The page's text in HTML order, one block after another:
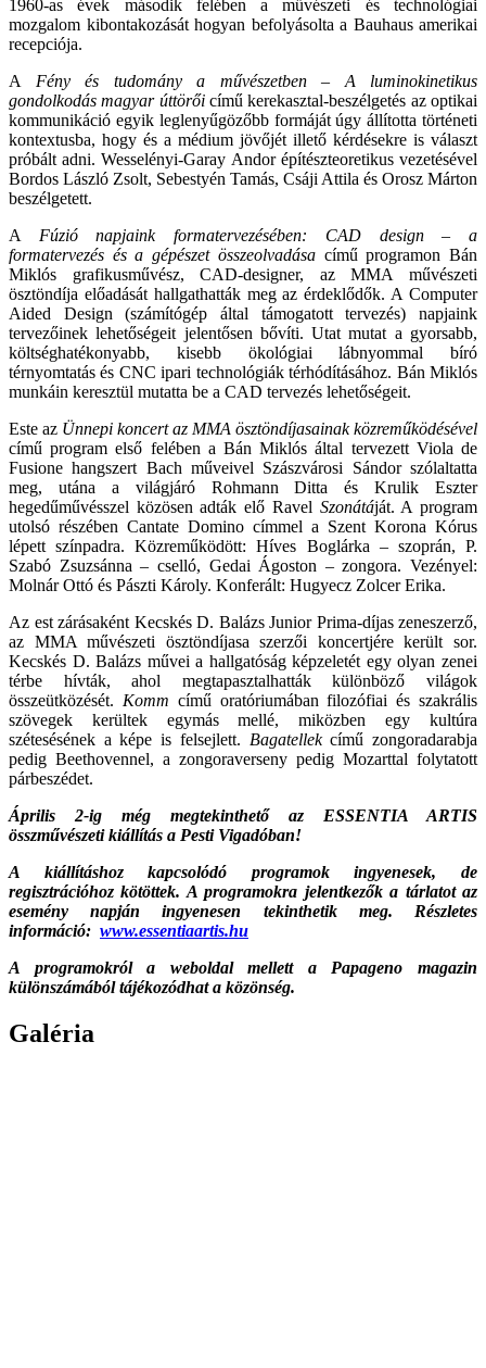
1960-as évek második felében a művészeti és technológiai
mozgalom kibontakozását hogyan befolyásolta a Bauhaus amerikai
recepciója.
A Fény és tudomány a művészetben – A luminokinetikus
gondolkodás magyar úttörői című kerekasztal-beszélgetés az optikai
kommunikáció egyik leglenyűgözőbb formáját úgy állította történeti
kontextusba, hogy és a médium jövőjét illető kérdésekre is választ
próbált adni. Wesselényi-Garay Andor építészteoretikus vezetésével
Bordos László Zsolt, Sebestyén Tamás, Csáji Attila és Orosz Márton
beszélgetett.
A Fúzió napjaink formatervezésében: CAD design – a
formatervezés és a gépészet összeolvadásacímű programon Bán
Miklós grafikusművész, CAD-designer, az MMA művészeti
ösztöndíja előadását hallgathatták meg az érdeklődők. A Computer
Aided Design (számítógép által támogatott tervezés) napjaink
tervezőinek lehetőségeit jelentősen bővíti. Utat mutat a gyorsabb,
költséghatékonyabb, kisebb ökológiai lábnyommal bíró
térnyomtatás és CNC ipari technológiák térhódításához. Bán Miklós
munkáin keresztül mutatta be a CAD tervezés lehetőségeit.
Este az Ünnepi koncert az MMA ösztöndíjasainak közreműködésével
című program első felében a Bán Miklós által tervezett Viola de
Fusione hangszert Bach műveivel Szászvárosi Sándor szólaltatta
meg, utána a világjáró Rohmann Ditta és Krulik Eszter
hegedűművésszel közösen adták elő Ravel Szonátáját. A program
utolsó részében Cantate Domino címmel a Szent Korona Kórus
lépett színpadra. Közreműködött: Híves Boglárka – szoprán, P.
Szabó Zsuzsánna – cselló, Gedai Ágoston – zongora. Vezényel:
Molnár Ottó és Pászti Károly. Konferált: Hugyecz Zolcer Erika.
Az est zárásaként Kecskés D. Balázs Junior Prima-díjas zeneszerző,
az MMA művészeti ösztöndíjasa szerzői koncertjére került sor.
Kecskés D. Balázs művei a hallgatóság képzeletét egy olyan zenei
térbe hívták, ahol megtapasztalhatták különböző világok
összeütközését. Komm című oratóriumában filozófiai és szakrális
szövegek kerültek egymás mellé, miközben egy kultúra
szétesésének a képe is felsejlett. Bagatellekcímű zongoradarabja
pedig Beethovennel, a zongoraverseny pedig Mozarttal folytatott
párbeszédet.
Április 2-ig még megtekinthető az ESSENTIA ARTIS
összművészeti kiállítás a Pesti Vigadóban!
A kiállításhoz kapcsolódó programok ingyenesek, de
regisztrációhoz kötöttek. A programokra jelentkezők a tárlatot az
esemény napján ingyenesen tekinthetik meg. Részletes
információ: www.essentiaartis.hu
A programokról a weboldal mellett a Papageno magazin
különszámából tájékozódhat a közönség.
Galéria